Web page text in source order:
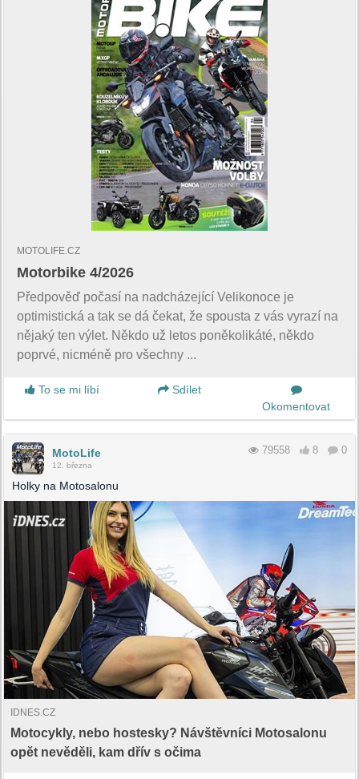
MOTOLIFE.CZ
Motorbike 4/2026
Předpověď počasí na nadcházející Velikonoce je
optimistická a tak se dá čekat, že spousta z vás vyrazí na
nějaký ten výlet. Někdo už letos poněkolikáté, někdo
poprvé, nicméně pro všechny ...
To se mi líbí
Sdílet
Okomentovat
MotoLife
12. března
79558 8 0
Holky na Motosalonu
IDNES.CZ
Motocykly, nebo hostesky? Návštěvníci Motosalonu
opět nevěděli, kam dřív s očima